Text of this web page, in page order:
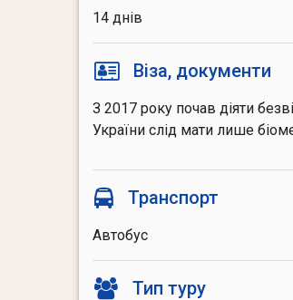
14 днів
Віза, документи
З 2017 року почав діяти
України слід мати лише
Транспорт
Автобус
Тип туру